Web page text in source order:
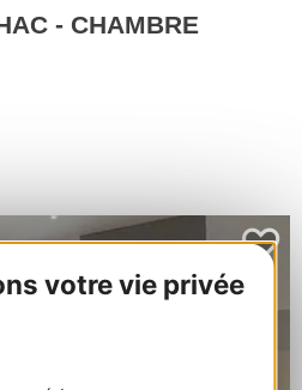
votre vie privée
- CHAMBRE